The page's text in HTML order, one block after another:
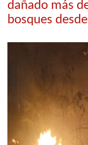
dañado más
bosques